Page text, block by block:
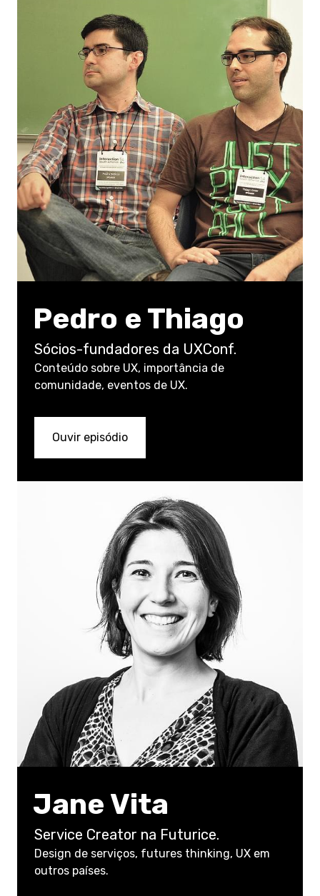
Pedro e Thiago
Sócios-fundadores da UXConf.
Conteúdo sobre UX, importância de
comunidade, eventos de UX.
Ouvir episódio
Jane Vita
Service Creator na Futurice.
Design de serviços, futures thinking, UX em
outros países.